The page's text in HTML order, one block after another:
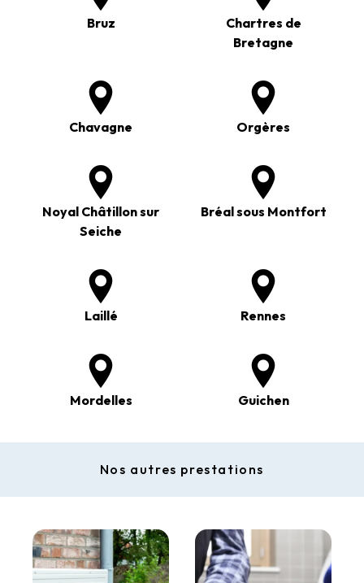
Bruz
Chartres de
Bretagne
Chavagne Orgères
Noyal Châtillon sur
Seiche
Bréal sous Montfort
Laillé Rennes
Mordelles Guichen
Nos autres prestations